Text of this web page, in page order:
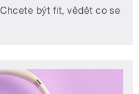
být fit, vědět co se